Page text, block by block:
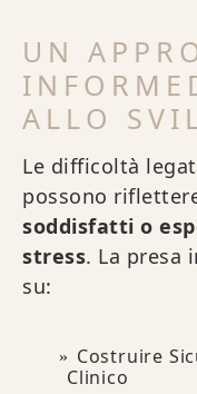
UN
ALLO
Le difficoltà
possono
soddisfatti o
stress. La presa
su:
Costruire
Clinico